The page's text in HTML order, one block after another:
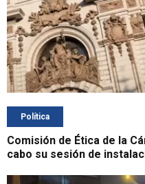
Política
Comisión de Ética de la
cabo su sesión de